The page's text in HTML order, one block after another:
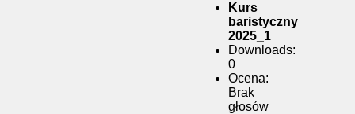
Kurs
baristyczny
2025_1
Downloads:
0
Ocena:
Brak
głosów